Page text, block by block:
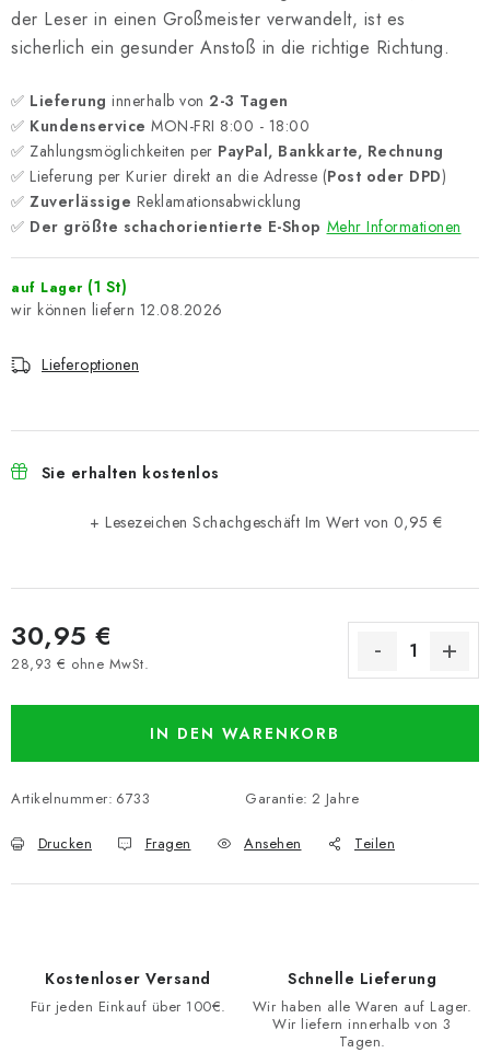
der Leser in einen Großmeister verwandelt, ist es
sicherlich ein gesunder Anstoß in die richtige Richtung.
✅ Lieferung innerhalb von 2-3 Tagen
✅ Kundenservice MON-FRI 8:00 - 18:00
✅ Zahlungsmöglichkeiten per PayPal, Bankkarte, Rechnung
✅ Lieferung per Kurier direkt an die Adresse (Post oder DPD)
✅ Zuverlässige Reklamationsabwicklung
✅ Der größte schachorientierte E-Shop Mehr Informationen
auf Lager (1 St)
12.08.2026
Lieferoptionen
Sie erhalten kostenlos
+ Lesezeichen Schachgeschäft Im Wert von 0,95 €
30,95 €
28,93 € ohne MwSt.
IN DEN WARENKORB
Artikelnummer: 6733 Garantie: 2 Jahre
Drucken Fragen Ansehen Teilen
Kostenloser Versand
Für jeden Einkauf über 100€.
Schnelle Lieferung
Wir haben alle Waren auf Lager.
Wir liefern innerhalb von 3
Tagen.